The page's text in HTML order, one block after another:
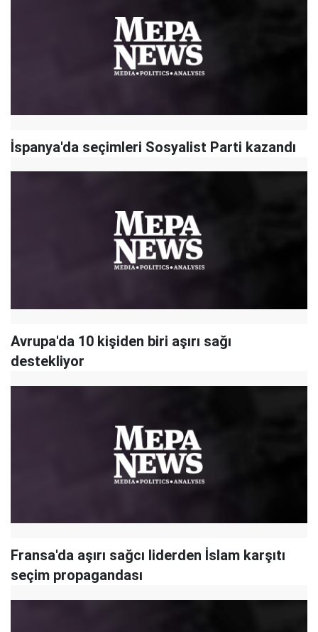
İspanya'da seçimleri Sosyalist Parti kazandı
Avrupa'da 10 kişiden biri aşırı sağı
destekliyor
Fransa'da aşırı sağcı liderden İslam karşıtı
seçim propagandası